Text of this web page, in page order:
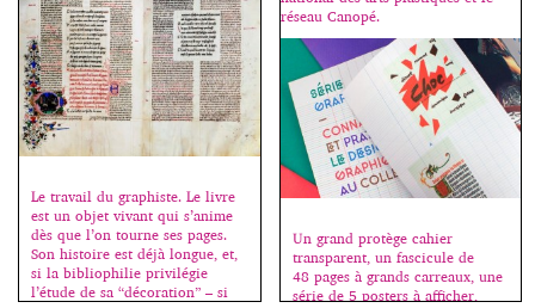
typographiquement correct et
[…]
Le travail du graphiste. Le livre
est un objet vivant qui s’anime
dès que l’on tourne ses pages.
Son histoire est déjà longue, et,
si la bibliophilie privilégie
l’étude de sa “décoration” – si
réseau Canopé.
Un grand protège cahier
transparent, un fascicule de
48 pages à grands carreaux, une
série de 5 posters à afficher,